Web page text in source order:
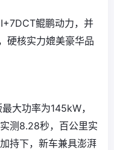
鲲鹏动力，并
硬核实力媲美豪华品
大功率为145kW，
测8.28秒，百公里实
持下，新车兼具澎湃